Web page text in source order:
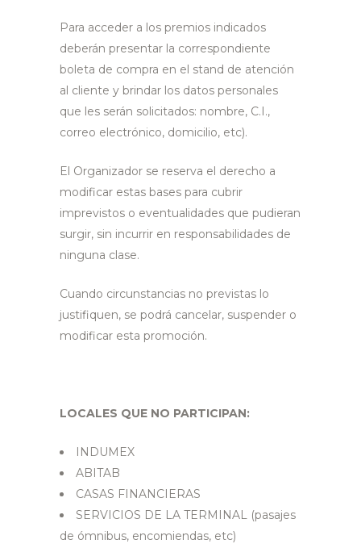
Para acceder a los premios indicados
deberán presentar la correspondiente
boleta de compra en el stand de atención
al cliente y brindar los datos personales
que les serán solicitados: nombre, C.I.,
correo electrónico, domicilio, etc).
El Organizador se reserva el derecho a
modificar estas bases para cubrir
imprevistos o eventualidades que pudieran
surgir, sin incurrir en responsabilidades de
ninguna clase.
Cuando circunstancias no previstas lo
justifiquen, se podrá cancelar, suspender o
modificar esta promoción.
LOCALES QUE NO PARTICIPAN:
INDUMEX
ABITAB
CASAS FINANCIERAS
SERVICIOS DE LA TERMINAL (pasajes
de ómnibus, encomiendas, etc)